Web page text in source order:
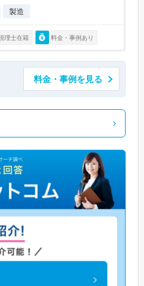
製造
理士在籍 料金・事例あり
料金・事例を見る